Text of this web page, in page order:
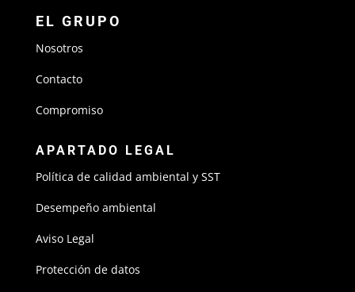
EL GRUPO
Nosotros
Contacto
Compromiso
APARTADO LEGAL
Política de calidad ambiental y SST
Desempeño ambiental
Aviso Legal
Protección de datos